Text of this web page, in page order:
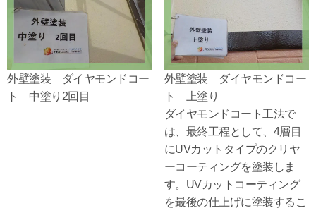
外壁塗装 ダイヤモンドコー
ト 中塗り2回目
外壁塗装 ダイヤモンドコー
ト 上塗り
ダイヤモンドコート工法で
は、最終工程として、4層目
にUVカットタイプのクリヤ
ーコーティングを塗装しま
す。UVカットコーティング
を最後の仕上げに塗装するこ